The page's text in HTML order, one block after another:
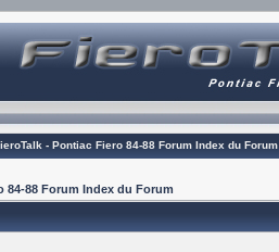
- Pontiac Fiero 84-88 Forum Index du Forum
84-88 Forum Index du Forum